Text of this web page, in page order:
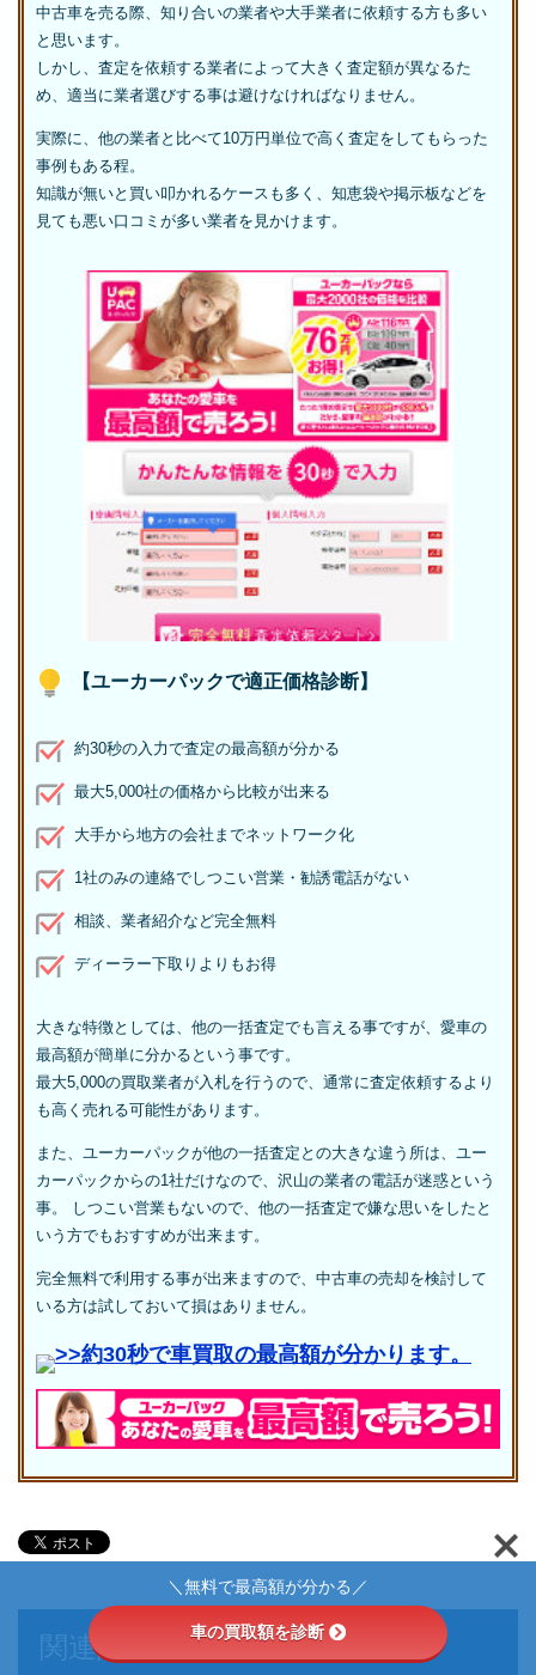
中古車を売る際、知り合いの業者や大手業者に依頼する方も多い
と思います。
しかし、査定を依頼する業者によって大きく査定額が異なるた
め、適当に業者選びする事は避けなければなりません。
実際に、他の業者と比べて10万円単位で高く査定をしてもらった
事例もある程。
知識が無いと買い叩かれるケースも多く、知恵袋や掲示板などを
見ても悪い口コミが多い業者を見かけます。
【ユーカーパックで適正価格診断】
約30秒の入力で査定の最高額が分かる
最大5,000社の価格から比較が出来る
大手から地方の会社までネットワーク化
1社のみの連絡でしつこい営業・勧誘電話がない
相談、業者紹介など完全無料
ディーラー下取りよりもお得
大きな特徴としては、他の一括査定でも言える事ですが、愛車の
最高額が簡単に分かるという事です。
最大5,000の買取業者が入札を行うので、通常に査定依頼するより
も高く売れる可能性があります。
また、ユーカーパックが他の一括査定との大きな違う所は、ユー
カーパックからの1社だけなので、沢山の業者の電話が迷惑という
事。 しつこい営業もないので、他の一括査定で嫌な思いをしたと
いう方でもおすすめが出来ます。
完全無料で利用する事が出来ますので、中古車の売却を検討して
いる方は試しておいて損はありません。
>>約30秒で車買取の最高額が分かります。
関連記事
＼無料で最高額が分かる／
車の買取額を診断